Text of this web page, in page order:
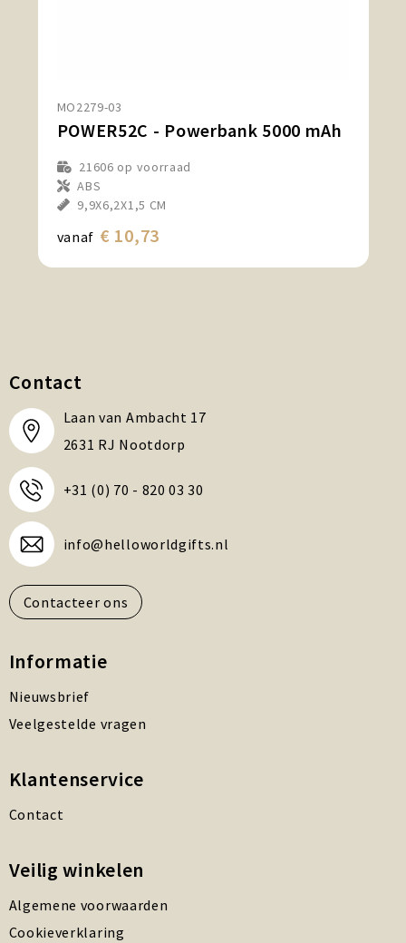
MO2279-03
POWER52C - Powerbank 5000 mAh
21606 op voorraad
ABS
9,9X6,2X1,5 CM
vanaf € 10,73
Contact
Laan van Ambacht 17
2631 RJ Nootdorp
+31 (0) 70 - 820 03 30
info@helloworldgifts.nl
Contacteer ons
Informatie
Nieuwsbrief
Veelgestelde vragen
Klantenservice
Contact
Veilig winkelen
Algemene voorwaarden
Cookieverklaring